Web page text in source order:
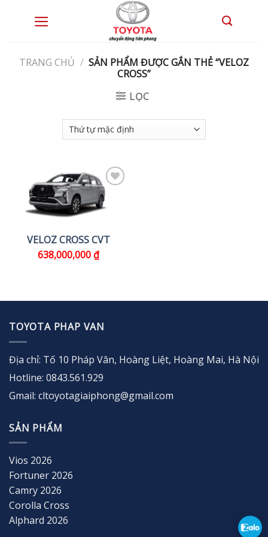
TRANG CHỦ / SẢN PHẨM ĐƯỢC GẮN THẺ “VELOZ
CROSS”
LỌC
VELOZ CROSS CVT
638,000,000₫
TOYOTA PHAP VAN
Địa chỉ: Tố 10 Pháp Vân, Hoàng Liệt, Hoàng Mai, Hà Nội
Hotline: 0843.561.929
Gmail: cltoyotagiaiphong@gmail.com
SẢN PHẨM
Vios 2026
Fortuner 2026
Camry 2026
Corolla Cross
Alphard 2026